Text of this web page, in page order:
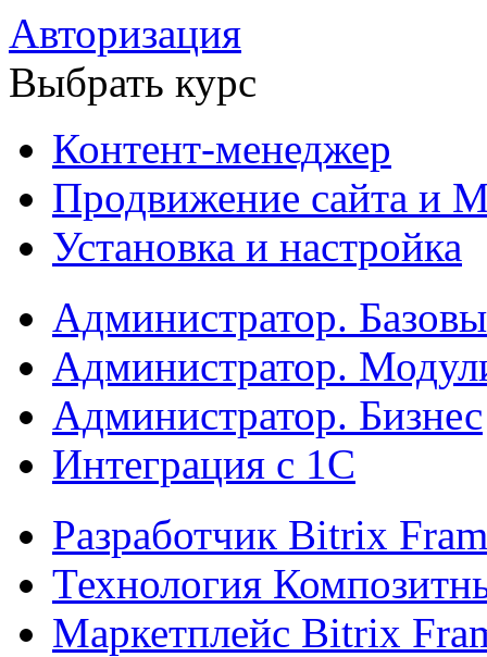
Авторизация
Выбрать курс
Контент-менеджер
Продвижение сайта и
Установка и настройка
Администратор.
Администратор.
Администратор. Бизнес
Интеграция с 1С
Разработчик Bitrix
Технология
Маркетплейс Bitrix